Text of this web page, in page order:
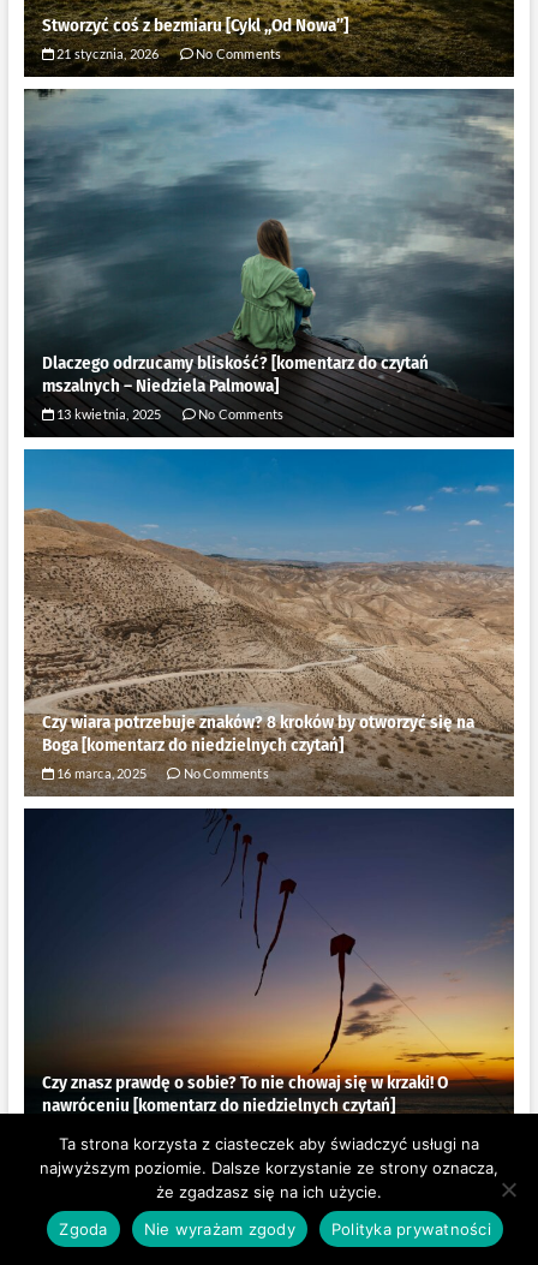
Stworzyć coś z bezmiaru [Cykl ,,Od Nowa”]
21 stycznia, 2026 No Comments
Dlaczego odrzucamy bliskość? [komentarz do czytań
mszalnych – Niedziela Palmowa]
13 kwietnia, 2025 No Comments
Czy wiara potrzebuje znaków? 8 kroków by otworzyć się na
Boga [komentarz do niedzielnych czytań]
16 marca, 2025 No Comments
Czy znasz prawdę o sobie? To nie chowaj się w krzaki! O
nawróceniu [komentarz do niedzielnych czytań]
SPOŁECZEŃSTWO
Ta strona korzysta z ciasteczek aby świadczyć usługi na
najwyższym poziomie. Dalsze korzystanie ze strony oznacza,
że zgadzasz się na ich użycie.
Zgoda
Nie wyrażam zgody Polityka prywatności